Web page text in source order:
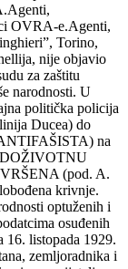
OVRA-e.Agenti,
Torino,
nije objavio
za zaštitu
narodnosti. U
politička policija
Ducea) do
na
(pod. A.
krivnje.
optuženih i
osuđenih
16. listopada 1929.
zemljoradnika i